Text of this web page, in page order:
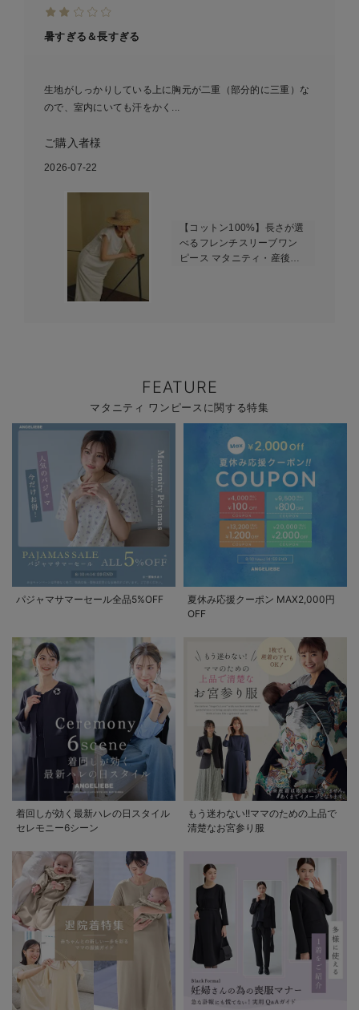
暑すぎる＆長すぎる
生地がしっかりしている上に胸元が二重（部分的に三重）な
ので、室内にいても汗をかく...
ご購入者様
2026-07-22
【コットン100%】長さが選
べるフレンチスリーブワン
ピース マタニティ・産後授
FEATURE
マタニティ ワンピースに関する特集
パジャマサマーセール全品5%OFF
夏休み応援クーポン MAX2,000円
OFF
着回しが効く最新ハレの日スタイル
セレモニー6シーン
もう迷わない!!ママのための上品で
清楚なお宮参り服